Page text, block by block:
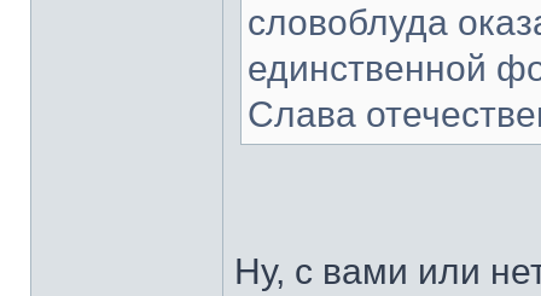
словоблуда
единственной
Слава
Ну, с вами или